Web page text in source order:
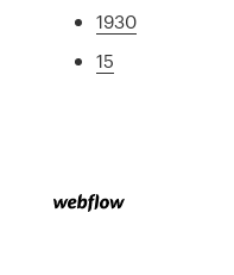
1930
15